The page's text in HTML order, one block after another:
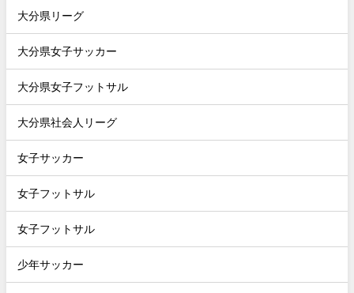
大分県リーグ
大分県女子サッカー
大分県女子フットサル
大分県社会人リーグ
女子サッカー
女子フットサル
女子フットサル
少年サッカー